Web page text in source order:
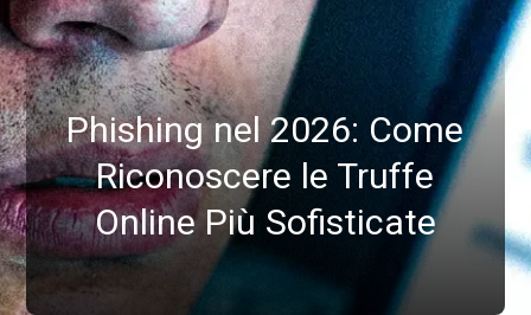
Phishing nel 2026: Come
Riconoscere le Truffe
Online Più Sofisticate